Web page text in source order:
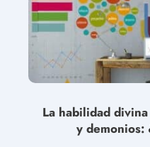
La habilidad
y demonios: